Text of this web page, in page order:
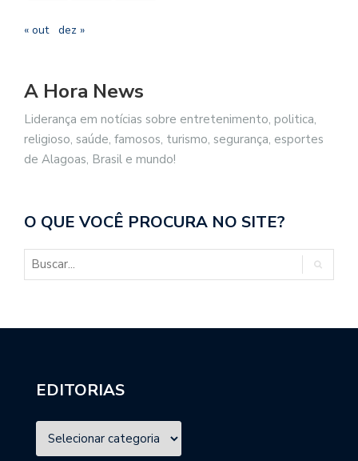
« out dez »
A Hora News
Liderança em notícias sobre entretenimento, politica,
religioso, saúde, famosos, turismo, segurança, esportes
de Alagoas, Brasil e mundo!
O QUE VOCÊ PROCURA NO SITE?
EDITORIAS